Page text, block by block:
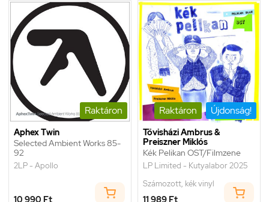
Raktáron
Aphex Twin
Selected Ambient Works 85-
92
2LP - Apollo
10 990 Ft
Raktáron Újdonság!
Tövisházi Ambrus &
Preiszner Miklós
Kék Pelikan OST/Filmzene
LP Limited - Kutyalabor 2025
Számozott, kék vinyl
11 989 Ft